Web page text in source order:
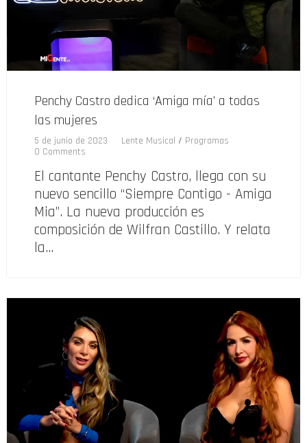
Penchy Castro dedica ‘Amiga mía’ a todas
las mujeres
5 de junio de 2023 Lente Musical / Programas
0 Comments
El cantante Penchy Castro, llega con su
nuevo sencillo “Siempre Contigo - Amiga
Mia”. La nueva producción es
composición de Wilfran Castillo. Y relata
la…